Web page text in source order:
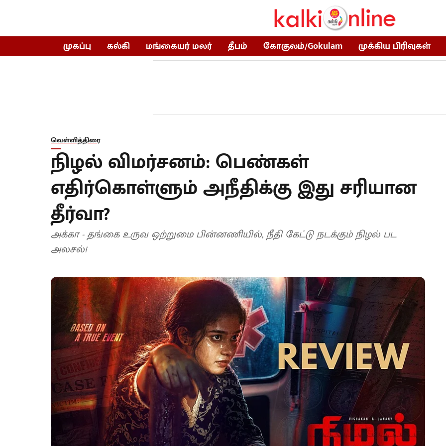
முகப்பு கல்கி மங்கையர் மலர் தீபம் கோகுலம்/Gokulam முக்கிய பிரிவுகள்
வெள்ளித்திரை
நிழல் விமர்சனம்: பெண்கள்
எதிர்கொள்ளும் அநீதிக்கு இது சரியான
தீர்வா?
அக்கா - தங்கை உருவ ஒற்றுமை பின்னணியில், நீதி கேட்டு நடக்கும் நிழல் பட
அலசல்!